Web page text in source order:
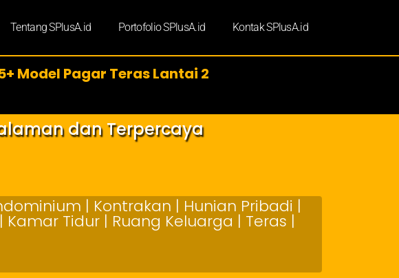
Tentang SPlusA.id Portofolio SPlusA.id Kontak SPlusA.id
Model Pagar Teras Lantai 2
dan Terpercaya
| Kontrakan | Hunian Pribadi |
Tidur | Ruang Keluarga | Teras |